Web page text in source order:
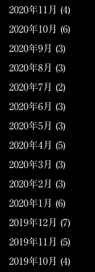
2020年11月 (4)
2020年10月 (6)
2020年9月 (3)
2020年8月 (3)
2020年7月 (2)
2020年6月 (3)
2020年5月 (3)
2020年4月 (5)
2020年3月 (3)
2020年2月 (3)
2020年1月 (6)
2019年12月 (7)
2019年11月 (5)
2019年10月 (4)